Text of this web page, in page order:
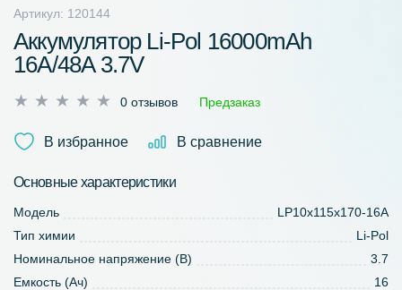
Артикул: 120144
Аккумулятор Li-Pol 16000mAh
16A/48A 3.7V
Оценка
из
0 отзывов Предзаказ
В избранное В сравнение
Основные характеристики
Модель
LP10х115х170-16A
Тип химии
Li-Pol
Номинальное напряжение (В)
3.7
Емкость (Ач)
16